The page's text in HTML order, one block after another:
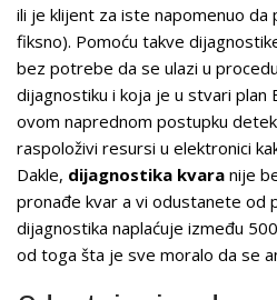
ili je klijent za iste napomenuo
fiksno). Pomoću takve
bez potrebe da se ulazi u
dijagnostiku i koja je u stvari plan
ovom naprednom postupku
raspoloživi resursi u elektronici
Dakle, dijagnostika kvara nije
pronađe kvar a vi odustanete od
dijagnostika naplaćuje između
od toga šta je sve moralo da se